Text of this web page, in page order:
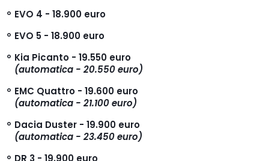
EVO 4 - 18.900 euro
EVO 5 - 18.900 euro
Kia Picanto - 19.550 euro
(automatica - 20.550 euro)
EMC Quattro - 19.600 euro
(automatica - 21.100 euro)
Dacia Duster - 19.900 euro
(automatica - 23.450 euro)
DR 3 - 19.900 euro